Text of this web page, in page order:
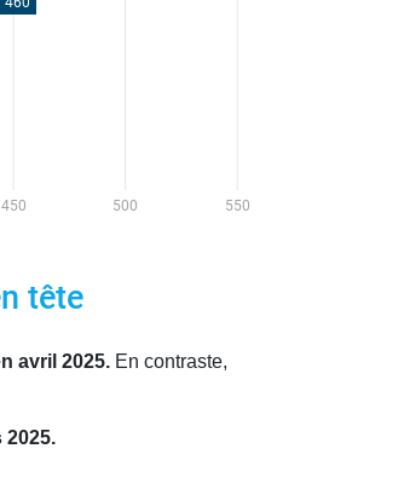
tête
avril 2025. En contraste,
2025.